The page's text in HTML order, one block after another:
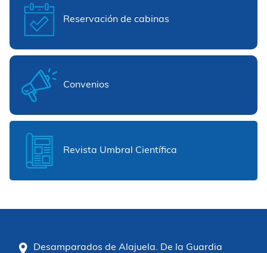
Reservación de cabinas
Convenios
Revista Umbral Científica
Desamparados de Alajuela. De la Guardia